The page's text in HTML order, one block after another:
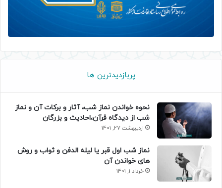
پربازدیدترین ها
نحوه خواندن نماز شب، آثار و برکات آن و نماز
شب از دیدگاه قرآن،احادیث و بزرگان
اردیبهشت 27, 1401
نماز شب اول قبر یا لیله الدفن و ثواب و روش
های خواندن آن
خرداد 1, 1401